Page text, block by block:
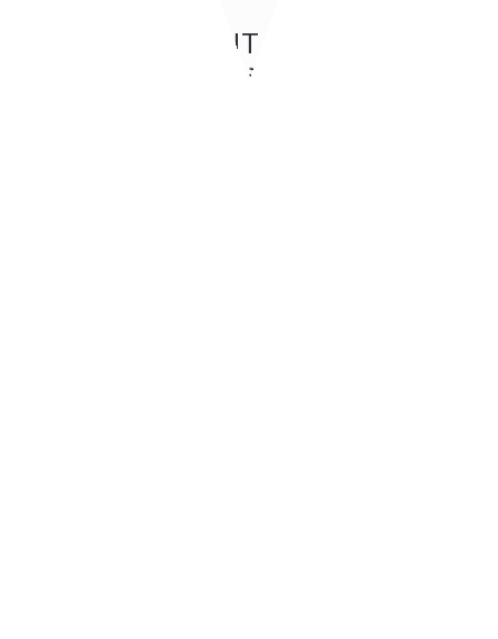
CONTATTI